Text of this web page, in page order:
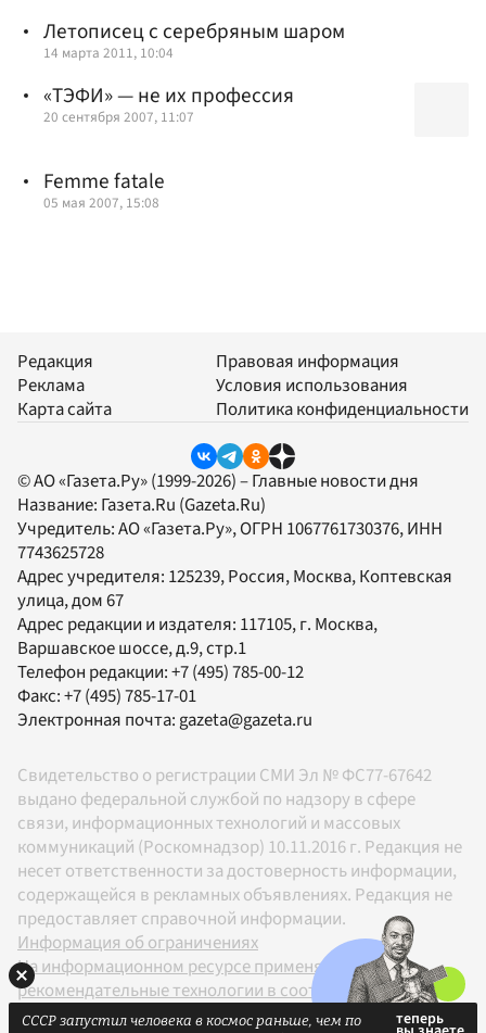
Летописец с серебряным шаром
14 марта 2011, 10:04
«ТЭФИ» — не их профессия
20 сентября 2007, 11:07
Femme fatale
05 мая 2007, 15:08
Редакция
Реклама
Карта сайта
Правовая информация
Условия использования
Политика конфиденциальности
© АО «Газета.Ру» (1999-2026) – Главные новости дня
Название: Газета.Ru (Gazeta.Ru)
Учредитель:АО «Газета.Ру», ОГРН 1067761730376, ИНН
7743625728
Адрес учредителя: 125239, Россия, Москва, Коптевская
улица, дом 67
Адрес редакции и издателя: 117105, г. Москва,
Варшавское шоссе, д.9, стр.1
Телефон редакции:+7 (495) 785-00-12
Факс:+7 (495) 785-17-01
Электронная почта: gazeta@gazeta.ru
Свидетельство о регистрации СМИ Эл № ФС77-67642
выдано федеральной службой по надзору в сфере
связи, информационных технологий и массовых
коммуникаций (Роскомнадзор) 10.11.2016 г. Редакция не
несет ответственности за достоверность информации,
содержащейся в рекламных объявлениях. Редакция не
предоставляет справочной информации.
Информация об ограничениях
На информационном ресурсе применяются
рекомендательные технологии в соответствии с
Правилами
СССР запустил человека в космос раньше, чем по